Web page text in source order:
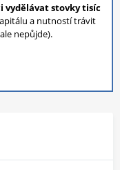
vydělávat stovky tisíc
a nutností trávit
nepůjde).